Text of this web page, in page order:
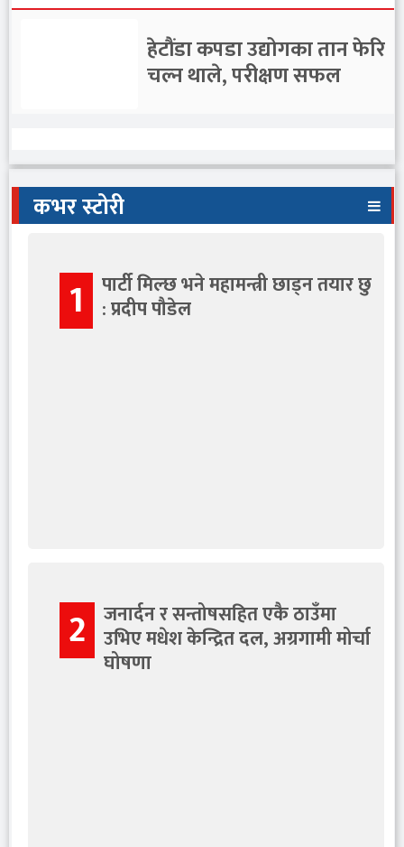
हेटौंडा कपडा उद्योगका तान फेरि
चल्न थाले, परीक्षण सफल
सुनसरीमा ४ क्विन्टल १८ किलो
गाँजासहित ४ जना पक्राउ
कभर स्टोरी
1 पार्टी मिल्छ भने महामन्त्री छाड्न तयार छु
: प्रदीप पौडेल
2 जनार्दन र सन्तोषसहित एकै ठाउँमा
उभिए मधेश केन्द्रित दल, अग्रगामी मोर्चा
घोषणा